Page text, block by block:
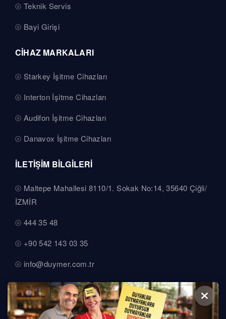
Teknik Servis
Bayi Girişi
CİHAZ MARKALARI
Starkey İşitme Cihazları
Interton İşitme Cihazları
Audifon İşitme Cihazları
Danavox İşitme Cihazları
İLETİŞİM BİLGİLERİ
Maltepe Mahallesi 8110/1. Sokak No:14, 35640 Çiğli/
İZMİR
444 35 48
+90 542 143 03 35
info@duymer.com.tr